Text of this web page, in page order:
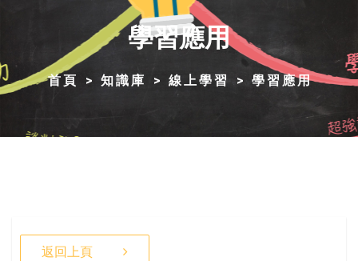
學習應用
首頁 知識庫 線上學習 學習應用
返回上頁